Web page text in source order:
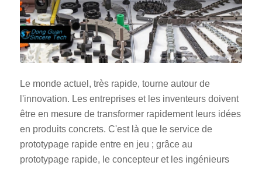
Le monde actuel, très rapide, tourne autour de
l'innovation. Les entreprises et les inventeurs doivent
être en mesure de transformer rapidement leurs idées
en produits concrets. C'est là que le service de
prototypage rapide entre en jeu ; grâce au
prototypage rapide, le concepteur et les ingénieurs